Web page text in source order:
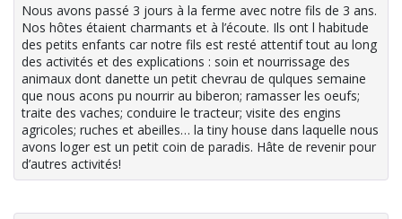
Nous avons passé 3 jours à la ferme avec notre fils de 3 ans.
Nos hôtes étaient charmants et à l’écoute. Ils ont l habitude
des petits enfants car notre fils est resté attentif tout au long
des activités et des explications : soin et nourrissage des
animaux dont danette un petit chevrau de qulques semaine
que nous acons pu nourrir au biberon; ramasser les oeufs;
traite des vaches; conduire le tracteur; visite des engins
agricoles; ruches et abeilles… la tiny house dans laquelle nous
avons loger est un petit coin de paradis. Hâte de revenir pour
d’autres activités!